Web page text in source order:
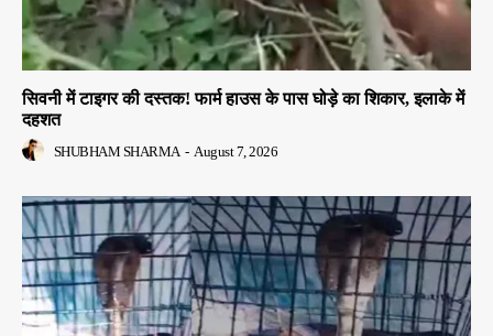
सिवनी में टाइगर की दस्तक! फार्म हाउस के पास घोड़े का शिकार, इलाके में
दहशत
SHUBHAM SHARMA - August 7, 2026